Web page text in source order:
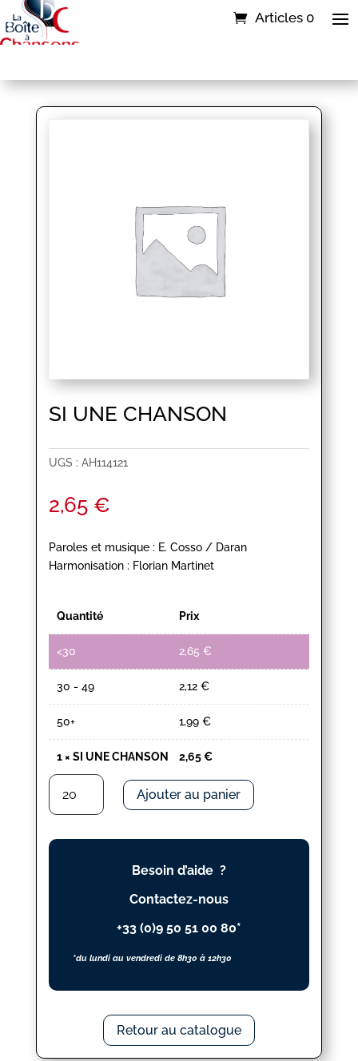
Articles 0
SI UNE CHANSON
UGS : AH114121
2,65 €
Paroles et musique : E. Cosso / Daran
Harmonisation : Florian Martinet
Quantité Prix
<30 2,65 €
30 - 49 2,12 €
50+ 1,99 €
1× SI UNE CHANSON 2,65€
quantité
SI
UNE
Ajouter au panier
Besoin d’aide ?
Contactez-nous
+33 (0)9 50 51 00 80*
*du lundi au vendredi de 8h30 à 12h30
Retour au catalogue